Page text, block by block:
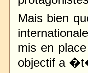
Mais bien
mis en
objectif a